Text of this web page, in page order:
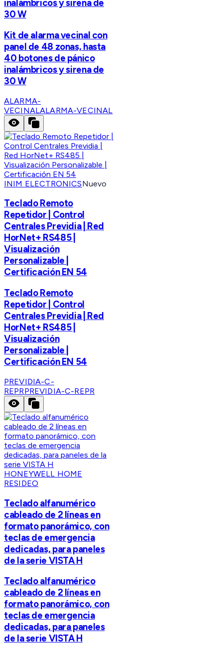
inalámbricos y sirena de
30 W
Kit de alarma vecinal con
panel de 48 zonas, hasta
40 botones de pánico
inalámbricos y sirena de
30 W
ALARMA-
VECINALALARMA-VECINAL
INIM ELECTRONICSNuevo
Teclado Remoto
Repetidor | Control
Centrales Previdia | Red
HorNet+ RS485 |
Visualización
Personalizable |
Certificación EN 54
Teclado Remoto
Repetidor | Control
Centrales Previdia | Red
HorNet+ RS485 |
Visualización
Personalizable |
Certificación EN 54
PREVIDIA-C-
REPRPREVIDIA-C-REPR
HONEYWELL HOME
RESIDEO
Teclado alfanumérico
cableado de 2 líneas en
formato panorámico, con
teclas de emergencia
dedicadas, para paneles
de la serie VISTA H
Teclado alfanumérico
cableado de 2 líneas en
formato panorámico, con
teclas de emergencia
dedicadas, para paneles
de la serie VISTA H